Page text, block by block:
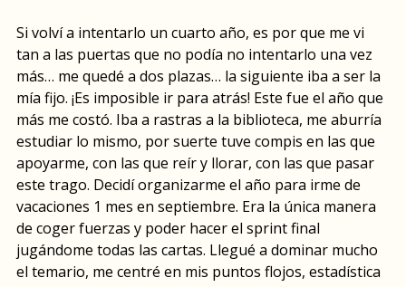
Si volví a intentarlo un cuarto año, es por que me vi
tan a las puertas que no podía no intentarlo una vez
más… me quedé a dos plazas… la siguiente iba a ser la
mía fijo. ¡Es imposible ir para atrás! Este fue el año que
más me costó. Iba a rastras a la biblioteca, me aburría
estudiar lo mismo, por suerte tuve compis en las que
apoyarme, con las que reír y llorar, con las que pasar
este trago. Decidí organizarme el año para irme de
vacaciones 1 mes en septiembre. Era la única manera
de coger fuerzas y poder hacer el sprint final
jugándome todas las cartas. Llegué a dominar mucho
el temario, me centré en mis puntos flojos, estadística